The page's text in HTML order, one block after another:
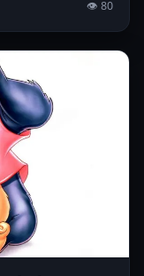
👁 80